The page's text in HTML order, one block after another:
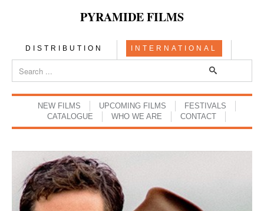
PYRAMIDE FILMS
DISTRIBUTION INTERNATIONAL
NEW FILMS UPCOMING FILMS
FESTIVALS
CATALOGUE
WHO WE ARE CONTACT